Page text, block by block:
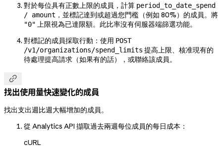
對於每位具有正數上限的成員，計算 period_to_date_spend
/ amount ，並標記達到或超過您門檻（例如 80%）的成員。將
"0"
上限視為已達限額。此比率沒有伺服器端篩選功能。
對標記的成員採取行動：使用 POST
/v1/organizations/spend_limits 提高上限、核准現有的
待處理提高請求（如果有的話），或聯絡該成員。

找出使用量快速變化的成員
找出支出週比週大幅增加的成員。
從 Analytics API 擷取過去兩週每位成員的每日成本：
cURL